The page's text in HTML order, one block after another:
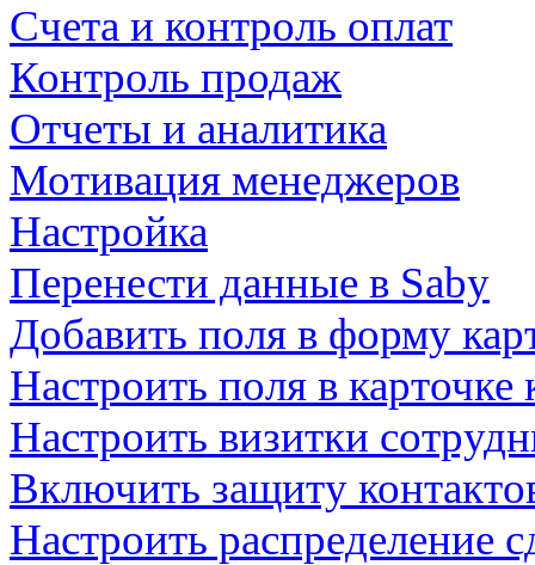
Счета и контроль оплат
Контроль продаж
Отчеты и аналитика
Мотивация менеджеров
Настройка
Перенести данные в Saby
Добавить поля в форму
Настроить поля в карточке
Настроить визитки
Включить защиту
Настроить распределение